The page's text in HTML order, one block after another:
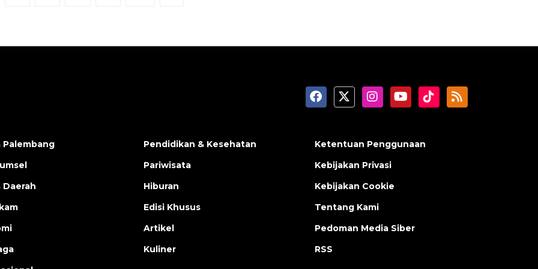
Pendidikan & Kesehatan
Pariwisata
Hiburan
Edisi Khusus
Artikel
Kuliner
Ketentuan Penggunaan
Kebijakan Privasi
Kebijakan Cookie
Tentang Kami
Pedoman Media Siber
RSS